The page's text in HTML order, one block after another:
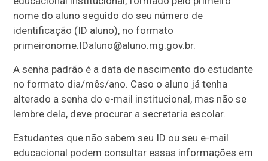
nome do aluno seguido do seu número de
identificação (ID aluno), no formato
primeironome.IDaluno@aluno.mg.gov.br.
A senha padrão é a data de nascimento do estudante
no formato dia/mês/ano. Caso o aluno já tenha
alterado a senha do e-mail institucional, mas não se
lembre dela, deve procurar a secretaria escolar.
Estudantes que não sabem seu ID ou seu e-mail
educacional podem consultar essas informações em